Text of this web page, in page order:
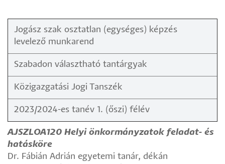
Jogász szak osztatlan (egységes) képzés
levelező munkarend
Szabadon választható tantárgyak
Közigazgatási Jogi Tanszék
2023/2024-es tanév 1. (őszi) félév
AJSZLOA120 Helyi önkormányzatok feladat- és
hatásköre
Dr. Fábián Adrián egyetemi tanár, dékán